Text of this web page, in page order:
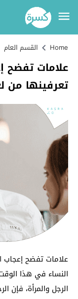
Home القسم العام
علامات تفضح
تعرفينها من
علامات تفضح إعجاب
النساء في هذا
الرجل والمرأة،